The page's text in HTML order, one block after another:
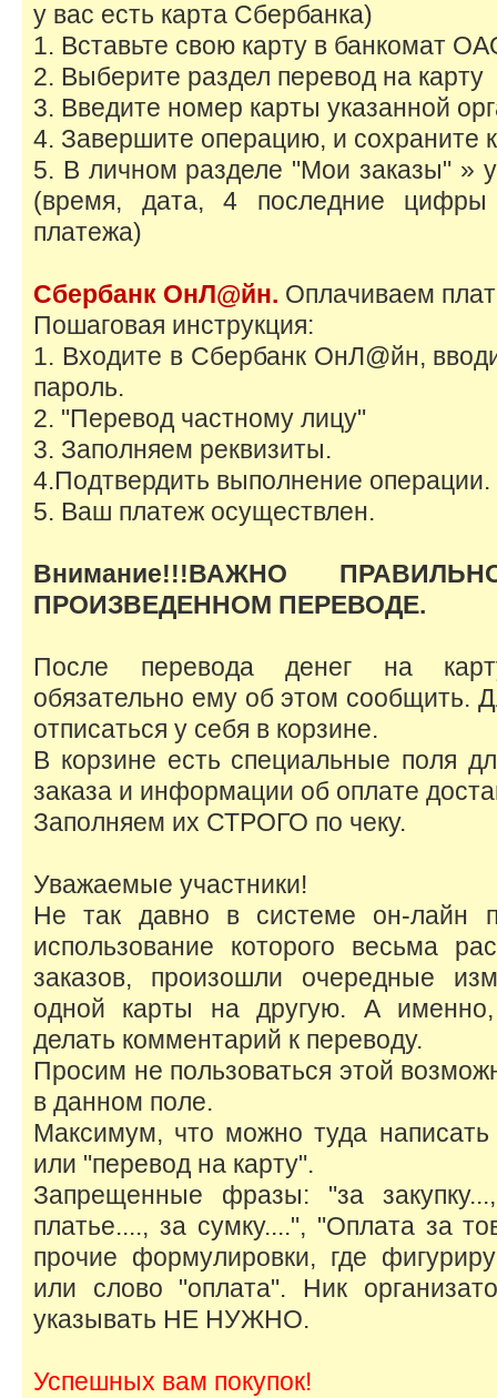
у вас есть карта Сбербанка)
1. Вставьте свою карту в банкомат
2. Выберите раздел перевод на карту
3. Введите номер карты указанной
4. Завершите операцию, и сохраните
5. В личном разделе "Мои заказы" »
(время, дата, 4 последние
платежа)
Сбербанк ОнЛ@йн. Оплачиваем
Пошаговая инструкция:
1. Входите в Сбербанк ОнЛ@йн,
пароль.
2. "Перевод частному лицу"
3. Заполняем реквизиты.
4.Подтвердить выполнение операции.
5. Ваш платеж осуществлен.
Внимание!!!ВАЖНО
ПРОИЗВЕДЕННОМ ПЕРЕВОДЕ.
После перевода денег на
обязательно ему об этом сообщить.
отписаться у себя в корзине.
В корзине есть специальные поля
заказа и информации об оплате
Заполняем их СТРОГО по чеку.
Уважаемые участники!
Не так давно в системе он-лайн
использование которого весьма
заказов, произошли очередные
одной карты на другую. А именно,
делать комментарий к переводу.
Просим не пользоваться этой
в данном поле.
Максимум, что можно туда
или "перевод на карту".
Запрещенные фразы: "за
платье...., за сумку....", "Оплата за
прочие формулировки, где
или слово "оплата". Ник
указывать НЕ НУЖНО.
Успешных вам покупок!